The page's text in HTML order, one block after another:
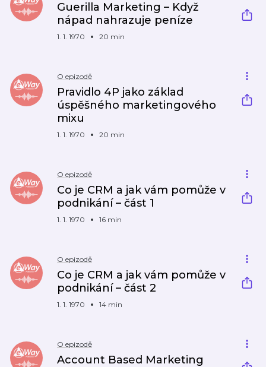
Guerilla Marketing – Když
nápad nahrazuje peníze
1. 1. 1970 20 min
O epizodě
Pravidlo 4P jako základ
úspěšného marketingového
mixu
1. 1. 1970 20 min
O epizodě
Co je CRM a jak vám pomůže v
podnikání – část 1
1. 1. 1970 16 min
O epizodě
Co je CRM a jak vám pomůže v
podnikání – část 2
1. 1. 1970 14 min
O epizodě
Account Based Marketing